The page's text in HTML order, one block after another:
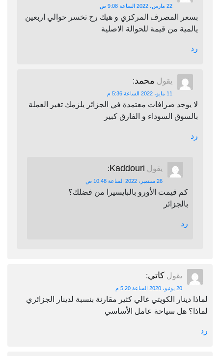
22 مارس، 2022 الساعة 9:08 ص
بسعر المصرف المركزي و هيك رح تخسر حوالي اربعين
يالمية من قيمة للحوالة الاصلية
رد
يقول محمد:
11 مايو، 2022 الساعة 5:36 م
لا يوجد صرافات معتمدة في الجزائر يلزمك تغير العملة
بالسوق السوداء و الفارق كبير
رد
يقول Kaddouri
:
26 سبتمبر، 2022 الساعة 10:48 ص
كم قيمت الأورو بالبايسيرا من فضلك؟
بالجزائر
رد
يقول كاتي:
20 يونيو، 2020 الساعة 5:20 م
لماذا دينار الكويتي غالي كثير مقارنة بنسبة لدينار الجزائري
لماذا؟ هل سياحة عامل الأساسي
رد